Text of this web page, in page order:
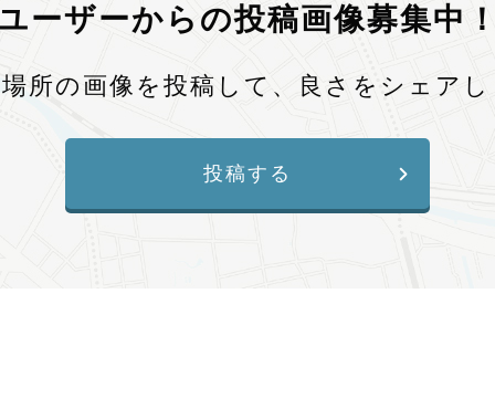
ーザーからの投稿画像募集中
所の画像を投稿して、良さをシェア
投稿する